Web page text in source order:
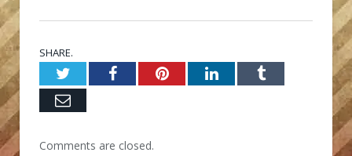
SHARE.
TwitterFacebookPinterestLinkedInTumblr
Email
Comments are closed.